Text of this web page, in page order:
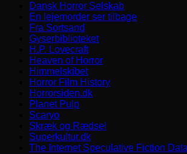
Dansk Horror Selskab
En lejemorder ser tilbage
Fra Sortsand
Gyserbiblioteket
H.P. Lovecraft
Heaven of Horror
Himmelskibet
Horror Film History
Horrorsiden.dk
Planet Pulp
Scaryo
Skræk og Rædsel
Superkultur.dk
The Internet Speculative Fiction